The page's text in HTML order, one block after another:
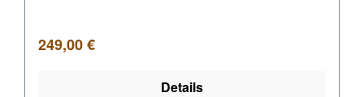
Regulärer Preis:
249,00 €
Details